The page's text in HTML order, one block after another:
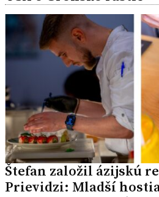
Štefan založil ázijskú
Prievidzi: Mladší